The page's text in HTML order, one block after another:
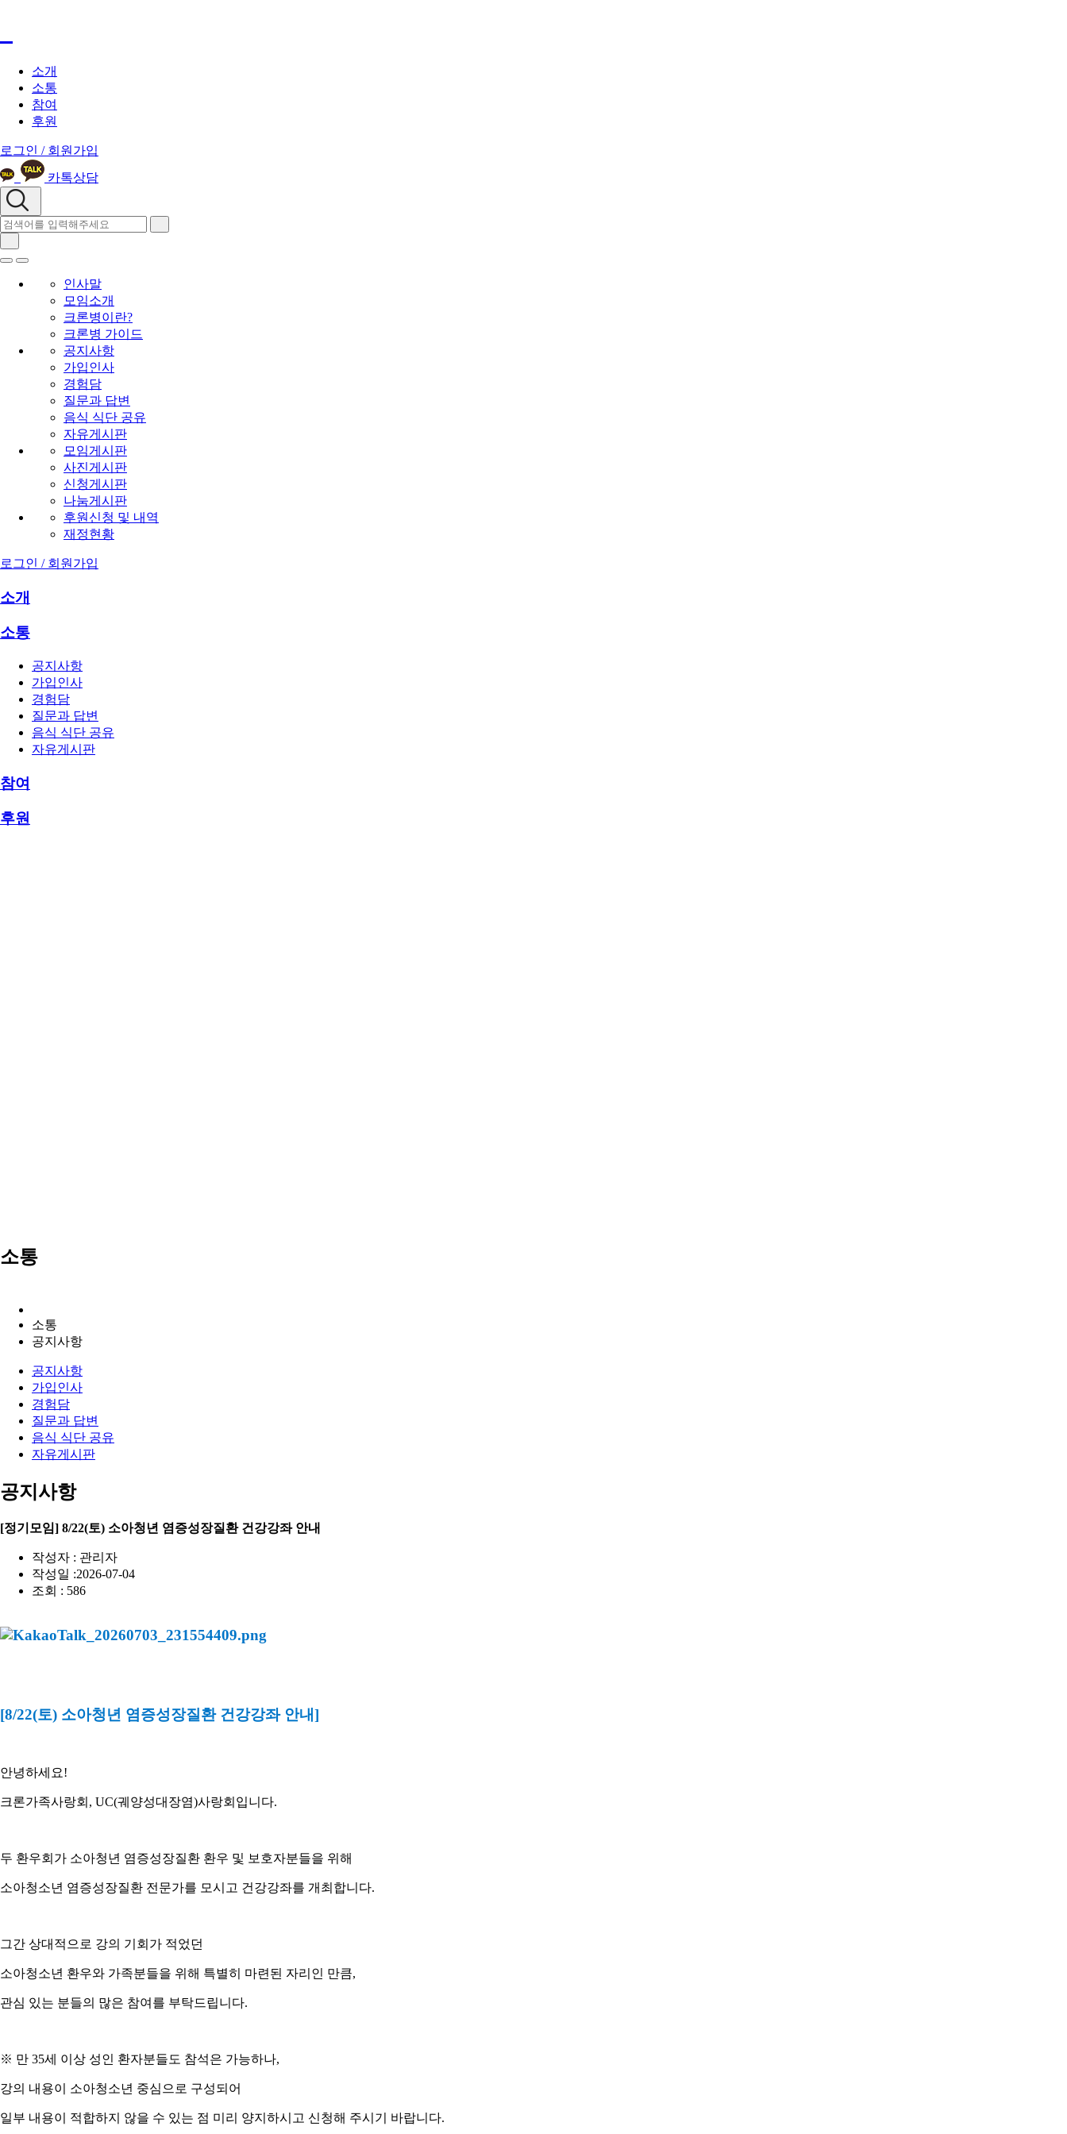
소개
소통
참여
후원
로그인 / 회원가입
카톡상담
인사말
모임소개
크론병이란?
크론병 가이드
공지사항
가입인사
경험담
질문과 답변
음식 식단 공유
자유게시판
모임게시판
사진게시판
신청게시판
나눔게시판
후원신청 및 내역
재정현황
로그인 / 회원가입
소개
소통
공지사항
가입인사
경험담
질문과 답변
음식 식단 공유
자유게시판
참여
후원
소통
소통
공지사항
공지사항
가입인사
경험담
질문과 답변
음식 식단 공유
자유게시판
공지사항
[정기모임] 8/22(토) 소아청년 염증성장질환 건강강좌 안내
작성자 : 관리자
작성일 :2026-07-04
조회 : 586
[8/22(토) 소아청년 염증성장질환 건강강좌 안내]
안녕하세요!
크론가족사랑회, UC(궤양성대장염)사랑회입니다.
두 환우회가 소아청년 염증성장질환 환우 및 보호자분들을 위해
소아청소년 염증성장질환 전문가를 모시고 건강강좌를 개최합니다.
그간 상대적으로 강의 기회가 적었던
소아청소년 환우와 가족분들을 위해 특별히 마련된 자리인 만큼,
관심 있는 분들의 많은 참여를 부탁드립니다.
※ 만 35세 이상 성인 환자분들도 참석은 가능하나,
강의 내용이 소아청소년 중심으로 구성되어
일부 내용이 적합하지 않을 수 있는 점 미리 양지하시고 신청해 주시기 바랍니다.